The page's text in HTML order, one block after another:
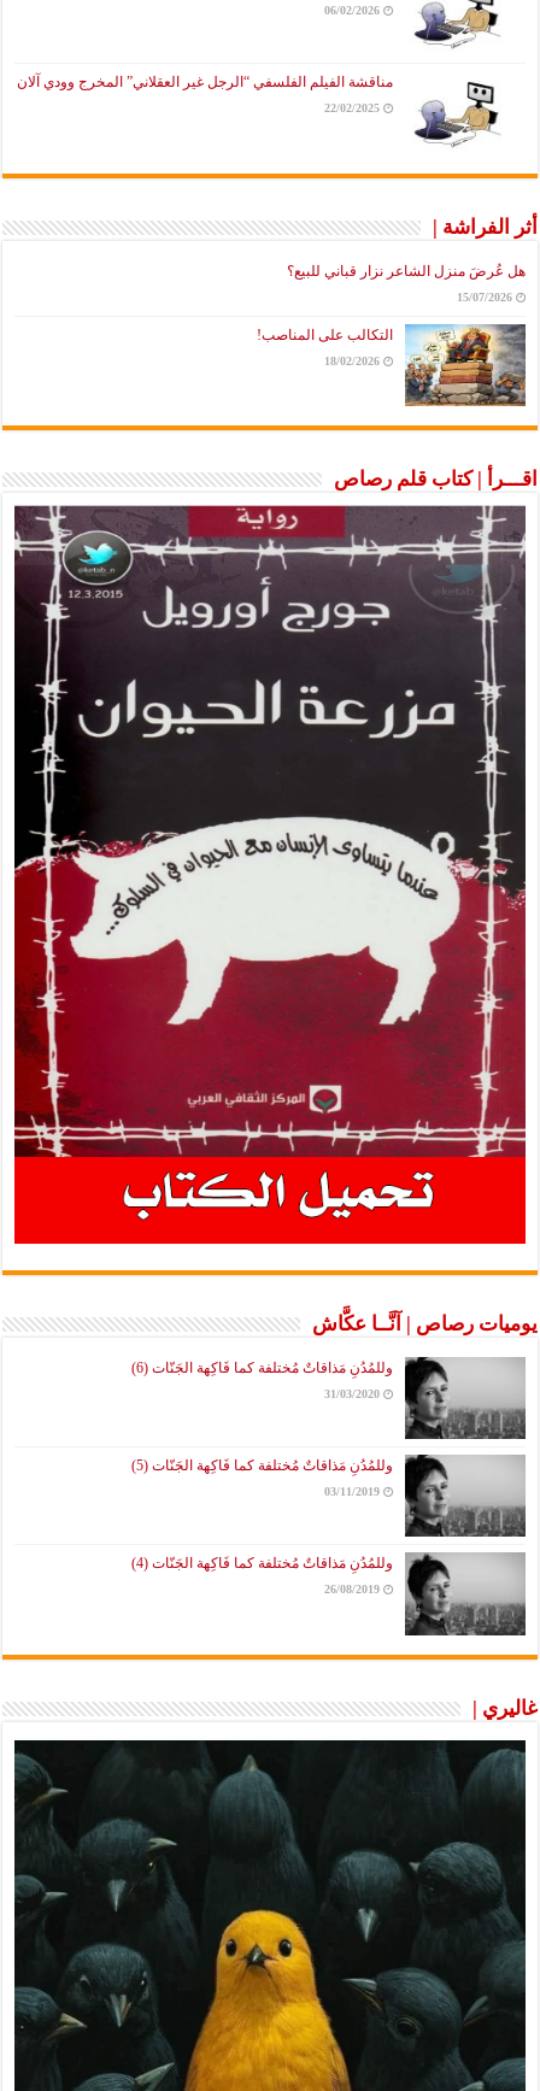
06/02/2026
مناقشة الفيلم الفلسفي “الرجل غير العقلاني” المخرج وودي آلان
22/02/2025
أثر الفراشة |
هل عُرضَ منزل الشاعر نزار قباني للبيع؟
15/07/2026
التكالب على المناصب!
18/02/2026
اقـــرأ | كتاب قلم رصاص
يوميات رصاص | آنَّــا عكَّاش
وللمُدُنِ مَذاقاتٌ مُختلفة كما فَاكِهة الجَنّات (6)
31/03/2020
وللمُدُنِ مَذاقاتٌ مُختلفة كما فَاكِهة الجَنّات (5)
03/11/2019
وللمُدُنِ مَذاقاتٌ مُختلفة كما فَاكِهة الجَنّات (4)
26/08/2019
غاليري |